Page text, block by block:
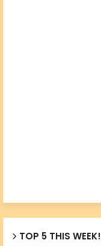
TOP 5 THIS WEEK!